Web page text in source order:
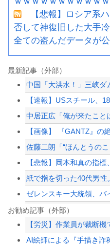
【悲報】ロシア系
否して神復旧した大手
全ての盗んだデータが
最新記事（外部）
【悲報】岡本和真の指
お勧め記事（外部）